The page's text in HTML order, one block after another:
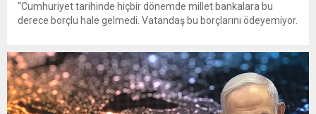
“Cumhuriyet tarihinde hiçbir dönemde millet bankalara bu
derece borçlu hale gelmedi. Vatandaş bu borçlarını ödeyemiyor.
kutu antidepresan kullanılırken, 2025 yılında bu sayı 71 milyon
kutuya yükseldi.”...